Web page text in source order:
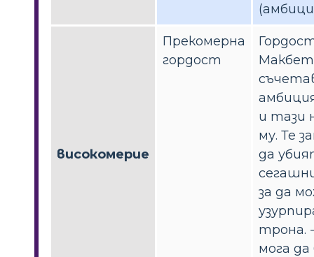
високомерие
Прекомерна
гордост
Макбет
и тази
му. Те
да
за да
трона.
мога да